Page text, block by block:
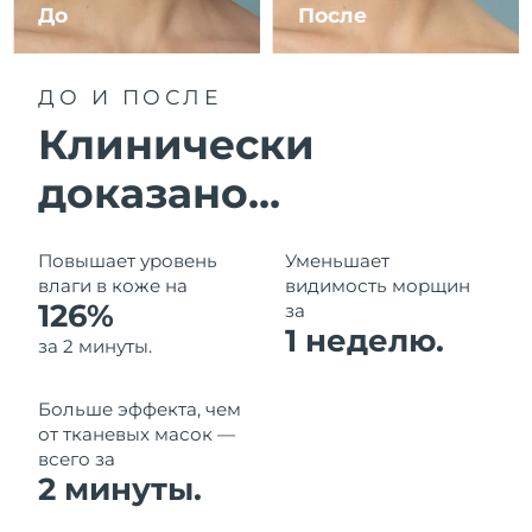
До После
ДО И ПОСЛЕ
Клинически
доказано...
Повышает уровень
влаги в коже на
126%
за 2 минуты.
Уменьшает
видимость морщин
за
1 неделю.
Больше эффекта, чем
от тканевых масок —
всего за
2 минуты.
Ожидаемая дата доставки
Италия
Япония
Джерси
Ожидаемая дата доставки
8/14/26
Казахстан
Ожидаемая дата доставки
8/11/26
Кувейт
Латвия